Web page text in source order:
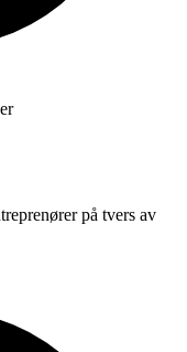
på tvers av